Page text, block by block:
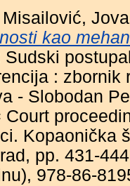
Misailović,
kao
Sudski
:
- Slobodan
Court
Kopaonička
pp. 431-
978-86-